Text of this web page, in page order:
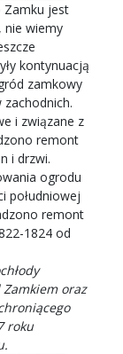
Zamku jest
nie wiemy
kontynuacją
zamkowy
i związane z
remont
i drzwi.
ogrodu
południowej
remont
1824 od
oraz
roku